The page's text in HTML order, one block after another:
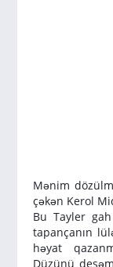
Mənim
çəkən Kerol
Bu Tayler
tapançanın
həyat
Düzünü